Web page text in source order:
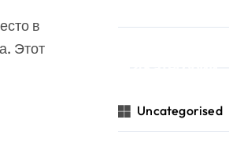
Этот
Uncategorised